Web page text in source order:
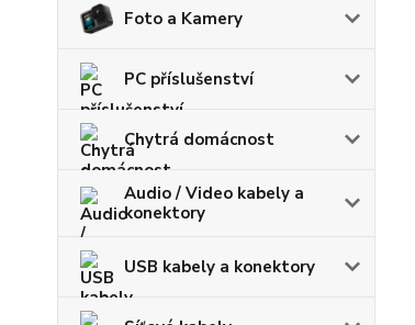
Foto a Kamery
PC příslušenství
Chytrá domácnost
Audio / Video kabely a
konektory
USB kabely a konektory